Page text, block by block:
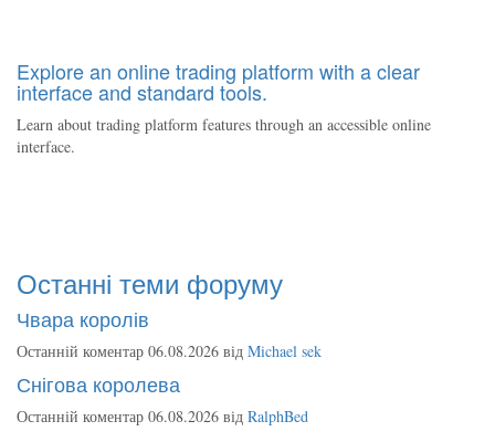
Explore an online trading platform with a clear
interface and standard tools.
Learn about trading platform features through an accessible online
interface.
Останні теми форуму
Чвара королів
Останній коментар 06.08.2026 від Michael sek
Снігова королева
Останній коментар 06.08.2026 від RalphBed